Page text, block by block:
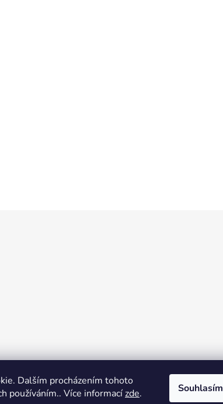
Dalším procházením tohoto
používáním.. Více informacízde. Souhlasím